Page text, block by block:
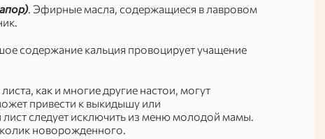
. Эфирные масла, содержащиеся в лавровом
содержание кальция провоцирует учащение
как и многие другие настои, могут
привести к выкидышу или
следует исключить из меню молодой мамы.
новорожденного.